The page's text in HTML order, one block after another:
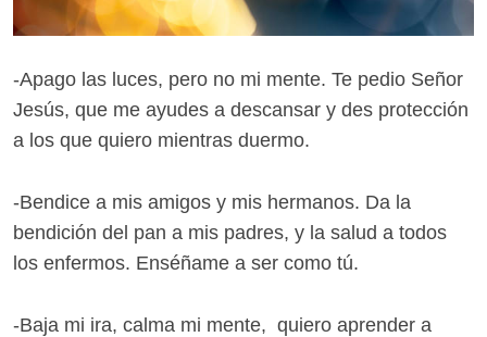
-Apago las luces, pero no mi mente. Te pedio Señor
Jesús, que me ayudes a descansar y des protección
a los que quiero mientras duermo.
-Bendice a mis amigos y mis hermanos. Da la
bendición del pan a mis padres, y la salud a todos
los enfermos. Enséñame a ser como tú.
-Baja mi ira, calma mi mente, quiero aprender a